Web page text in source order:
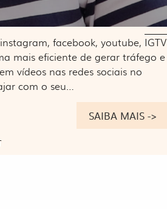
facebook, youtube, IGTV
mais eficiente de gerar tráfego e
vídeos nas redes sociais no
com o seu…
SAIBA MAIS ->